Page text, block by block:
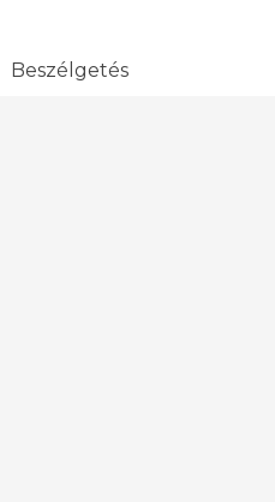
Beszélgetés